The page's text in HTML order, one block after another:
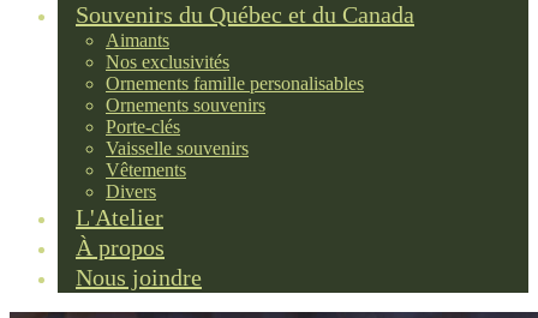
Souvenirs du Québec et du Canada
Aimants
Nos exclusivités
Ornements famille personalisables
Ornements souvenirs
Porte-clés
Vaisselle souvenirs
Vêtements
Divers
L'Atelier
À propos
Nous joindre